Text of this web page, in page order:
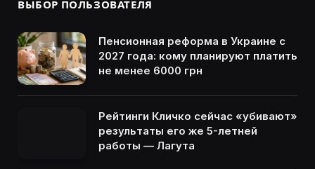
ВЫБОР ПОЛЬЗОВАТЕЛЯ
Пенсионная реформа в Украине с
2027 года: кому планируют платить
не менее 6000 грн
Рейтинги Кличко сейчас «убивают»
результаты его же 5-летней
работы — Лагута